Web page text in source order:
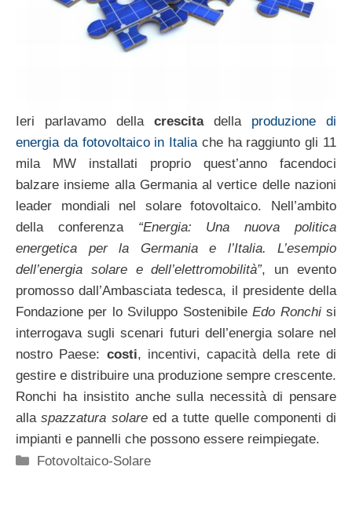
Ieri parlavamo della crescitadella produzione di
energia da fotovoltaico in Italiache ha raggiunto gli 11
mila MW installati proprio quest’anno facendoci
balzare insieme alla Germania al vertice delle nazioni
leader mondiali nel solare fotovoltaico. Nell’ambito
della conferenza “Energia: Una nuova politica
energetica per la Germania e l’Italia. L’esempio
dell’energia solare e dell’elettromobilità”, un evento
promosso dall’Ambasciata tedesca, il presidente della
Fondazione per lo Sviluppo SostenibileEdo Ronchisi
interrogava sugli scenari futuri dell’energia solare nel
nostro Paese: costi, incentivi, capacità della rete di
gestire e distribuire una produzione sempre crescente.
Ronchi ha insistito anche sulla necessità di pensare
allaspazzatura solareed a tutte quelle componenti di
impianti e pannelli che possono essere reimpiegate.
Categorie
Fotovoltaico-Solare